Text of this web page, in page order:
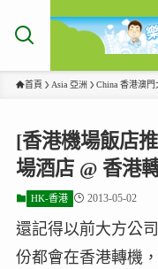
首頁 Asia 亞洲 China 香港澳門
[香港機場飯店
場酒店 @ 香港
HK-香港 2013-05-02
還記得以前大方公
份都會在香港轉機